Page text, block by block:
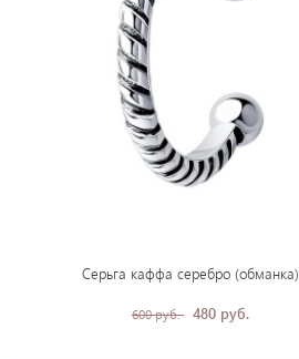
Серьга каффа серебро (обманка)
600 руб. 480 руб.